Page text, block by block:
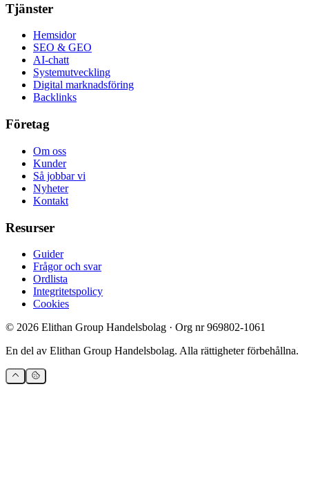
Tjänster
Hemsidor
SEO & GEO
AI-chatt
Systemutveckling
Digital marknadsföring
Backlinks
Företag
Om oss
Kunder
Så jobbar vi
Nyheter
Kontakt
Resurser
Guider
Frågor och svar
Ordlista
Integritetspolicy
Cookies
© 2026 Elithan Group Handelsbolag · Org nr969802-1061
En del av Elithan Group Handelsbolag. Alla rättigheter förbehållna.